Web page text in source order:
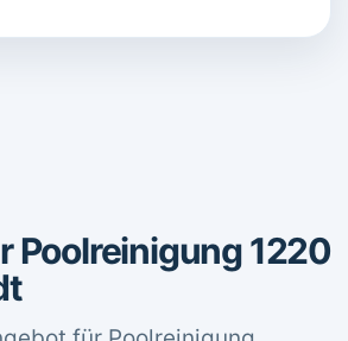
Poolreinigung 1220